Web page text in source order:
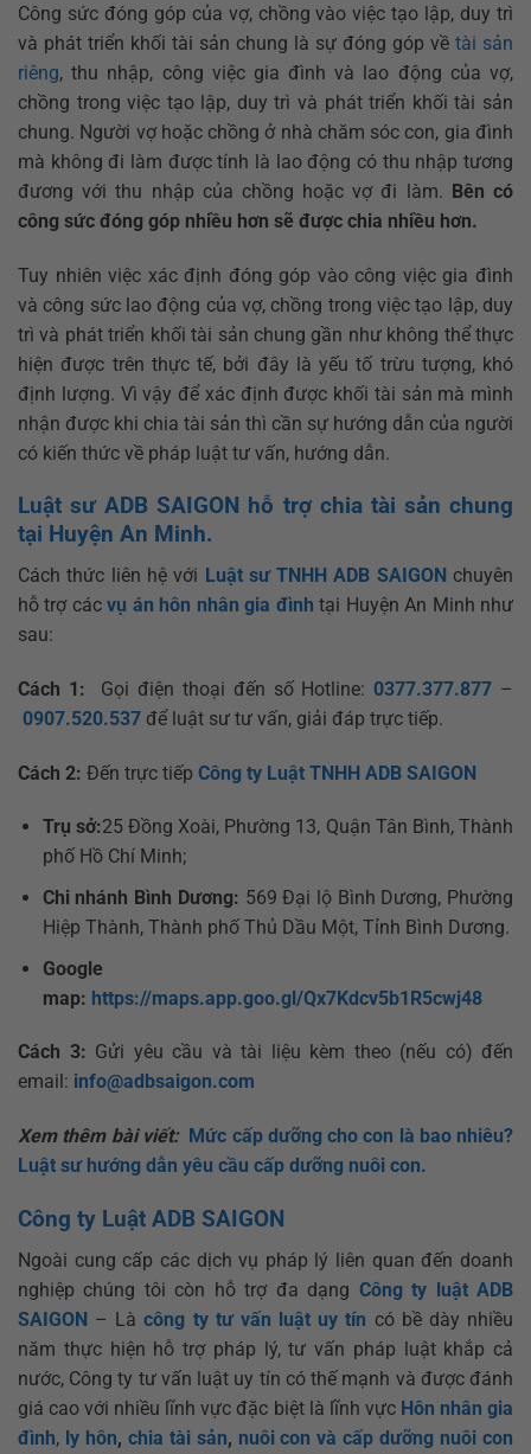
Công sức đóng góp của vợ, chồng vào việc tạo lập, duy trì
và phát triển khối tài sản chung là sự đóng góp về tài sản
riêng, thu nhập, công việc gia đình và lao động của vợ,
chồng trong việc tạo lập, duy trì và phát triển khối tài sản
chung. Người vợ hoặc chồng ở nhà chăm sóc con, gia đình
mà không đi làm được tính là lao động có thu nhập tương
đương với thu nhập của chồng hoặc vợ đi làm. Bên có
công sức đóng góp nhiều hơn sẽ được chia nhiều hơn.
Tuy nhiên việc xác định đóng góp vào công việc gia đình
và công sức lao động của vợ, chồng trong việc tạo lập, duy
trì và phát triển khối tài sản chung gần như không thể thực
hiện được trên thực tế, bởi đây là yếu tố trừu tượng, khó
định lượng. Vì vậy để xác định được khối tài sản mà mình
nhận được khi chia tài sản thì cần sự hướng dẫn của người
có kiến thức về pháp luật tư vấn, hướng dẫn.
Luật sư ADB SAIGON hỗ trợ chia tài sản chung
tại Huyện An Minh.
Cách thức liên hệ với Luật sư TNHH ADB SAIGON chuyên
hỗ trợ cácvụ án hôn nhân gia đình tại Huyện An Minh như
sau:
Cách 1: Gọi điện thoại đến số Hotline: 0377.377.877 –
0907.520.537 để luật sư tư vấn, giải đáp trực tiếp.
Cách 2: Đến trực tiếp Công ty Luật TNHH ADB SAIGON
Trụ sở:25 Đồng Xoài, Phường 13, Quận Tân Bình, Thành
phố Hồ Chí Minh;
Chi nhánh Bình Dương: 569 Đại lộ Bình Dương, Phường
Hiệp Thành, Thành phố Thủ Dầu Một, Tỉnh Bình Dương.
Google
map: https://maps.app.goo.gl/Qx7Kdcv5b1R5cwj48
Cách 3: Gửi yêu cầu và tài liệu kèm theo (nếu có) đến
email: info@adbsaigon.com
Xem thêm bài viết: Mức cấp dưỡng cho con là bao nhiêu?
Luật sư hướng dẫn yêu cầu cấp dưỡng nuôi con.
Công ty Luật ADB SAIGON
Ngoài cung cấp các dịch vụ pháp lý liên quan đến doanh
nghiệp chúng tôi còn hỗ trợ đa dạng Công ty luật ADB
SAIGON – Làcông ty tư vấn luật uy tín có bề dày nhiều
năm thực hiện hỗ trợ pháp lý, tư vấn pháp luật khắp cả
nước, Công ty tư vấn luật uy tín có thế mạnh và được đánh
giá cao với nhiều lĩnh vực đặc biệt là lĩnh vựcHôn nhân gia
đình, ly hôn, chia tài sản, nuôi con và cấp dưỡng nuôi con